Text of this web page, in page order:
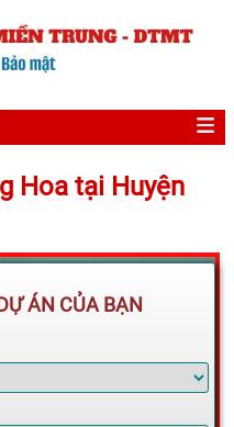
Hoa tại Huyện
ÁN CỦA BẠN